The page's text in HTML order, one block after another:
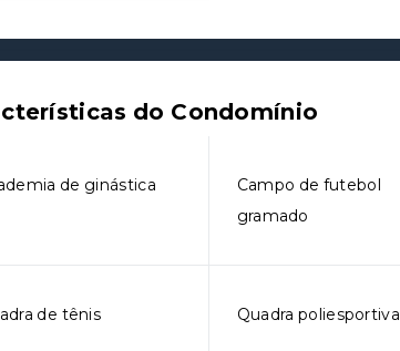
do Condomínio
de ginástica
Campo de futebol
gramado
de tênis Quadra poliesportiva